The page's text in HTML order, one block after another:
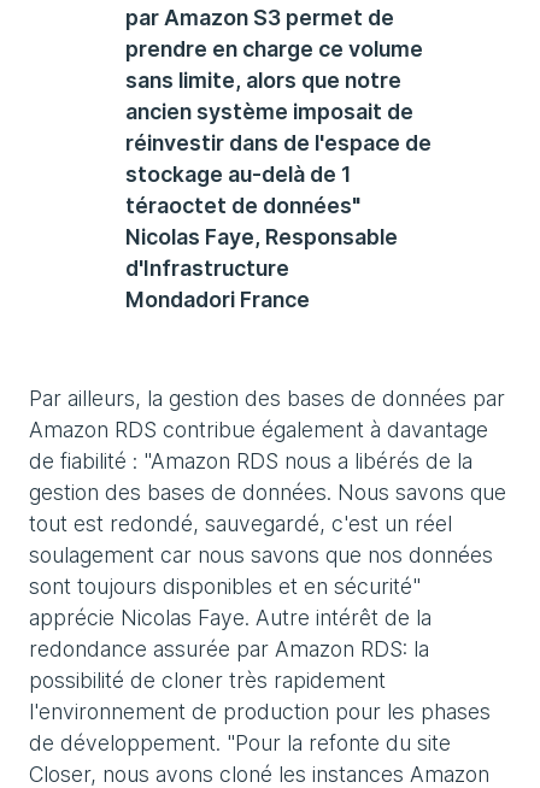
par Amazon S3 permet de
prendre en charge ce volume
sans limite, alors que notre
ancien système imposait de
réinvestir dans de l'espace de
stockage au-delà de 1
téraoctet de données"
Nicolas Faye, Responsable
d'Infrastructure
Mondadori France
Par ailleurs, la gestion des bases de données par
Amazon RDS contribue également à davantage
de fiabilité : "Amazon RDS nous a libérés de la
gestion des bases de données. Nous savons que
tout est redondé, sauvegardé, c'est un réel
soulagement car nous savons que nos données
sont toujours disponibles et en sécurité"
apprécie Nicolas Faye. Autre intérêt de la
redondance assurée par Amazon RDS: la
possibilité de cloner très rapidement
l'environnement de production pour les phases
de développement. "Pour la refonte du site
Closer, nous avons cloné les instances Amazon